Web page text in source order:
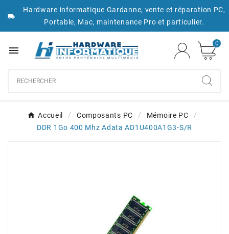

Hardware informatique Gardanne, vente et réparation PC,
Portable, Mac, maintenance Pro et particulier.

0
Accueil Composants PC
Mémoire PC
DDR 1Go 400 Mhz Adata AD1U400A1G3-S/R